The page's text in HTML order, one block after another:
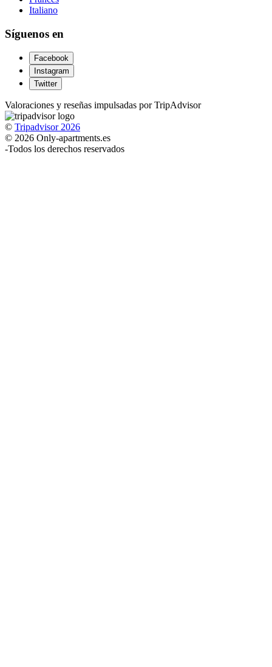
Italiano
Síguenos en
Facebook
Instagram
Twitter
Valoraciones y reseñas impulsadas por TripAdvisor
© Tripadvisor 2026
© 2026 Only-apartments.es
-Todos los derechos reservados